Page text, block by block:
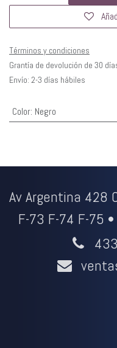
Términos y condiciones
Grantía de devolución de 30
Envío: 2-3 días hábiles
Color: Negro
Av Argentina 428
F-73 F-74 F-75